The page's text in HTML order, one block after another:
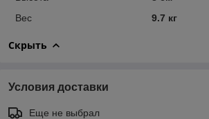
Вес
9.7 кг
Скрыть
Условия доставки
Еще не выбрал